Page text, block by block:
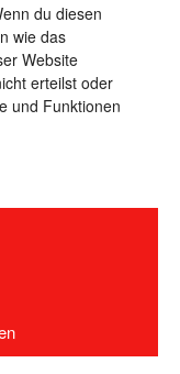
du diesen
wie das
Website
erteilst oder
und Funktionen